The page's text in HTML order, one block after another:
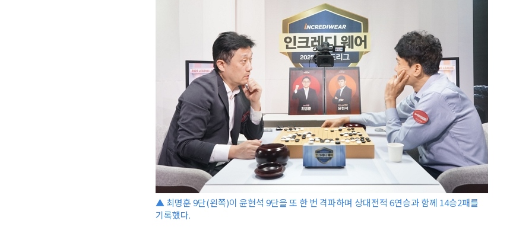
▲ 최명훈 9단(왼쪽)이 윤현석 9단을 또 한 번 격파하며 상대전적 6연승과 함께 14승2패를
기록했다.